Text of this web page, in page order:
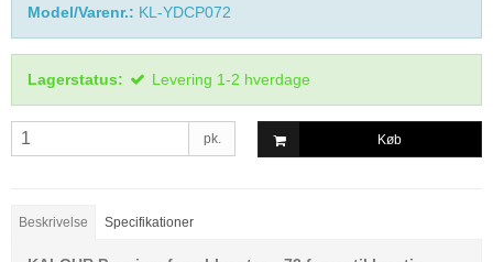
Model/Varenr.: KL-YDCP072
Lagerstatus: Levering 1-2 hverdage
pk. Køb
Beskrivelse Specifikationer